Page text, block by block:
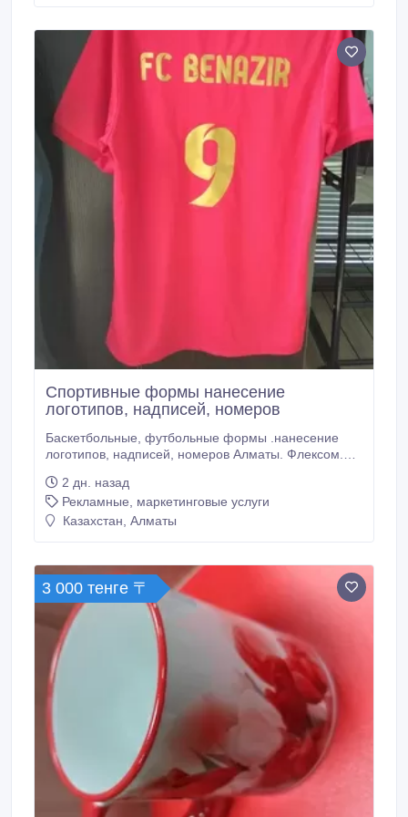
Спортивные формы нанесение
логотипов, надписей, номеров
Баскетбольные, футбольные формы .нанесение
логотипов, надписей, номеров Алматы. Флексом.
команды, символика спонсоров, номер и фамилия
игрока - нанесем все! И сделаем это по высшему
разряду! Есть возможность нанесения букв
2 дн. назад
Рекламные, маркетинговые услуги
Казахстан, Алматы
3 000 тенге 〒